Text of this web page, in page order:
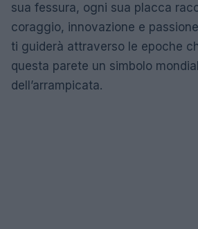
sua fessura, ogni sua placca
coraggio, innovazione e
ti guiderà attraverso le epoche
questa parete un simbolo
dell’arrampicata.